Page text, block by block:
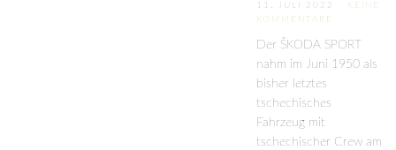
11. JULI 2022
KEINE
KOMMENTARE
Der ŠKODA SPORT
nahm im Juni 1950 als
bisher letztes
tschechisches
Fahrzeug mit
tschechischer Crew am